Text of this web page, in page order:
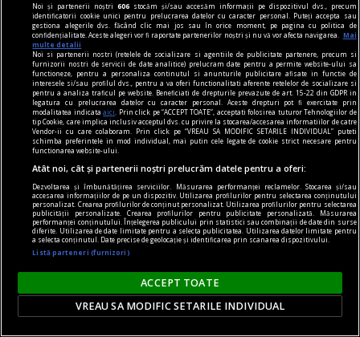
Negocieri decisive în Golf: un acord privind
Strâmtoarea Ormuz ar putea schimba
transportul mondial de petrol
Negocierile dintre Iran și Oman au ajuns în faza
finală. Dacă acordul va fi aprobat, una dintre cele
mai importante rute maritime din lume ar putea
funcționa după reguli noi, cu implicații pentru
Noi și partenerii noștri606 stocăm și/sau accesăm informații pe dispozitivul dvs., precum
identificatorii cookie unici pentru prelucrarea datelor cu caracter personal. Puteți accepta sau
gestiona alegerile dvs. făcând clic mai jos sau în orice moment, pe pagina cu politica de
confidențialitate. Aceste alegeri vor fi raportate partenerilor noștri și nu vă vor afecta navigarea.
Mai
multe detalii
Noi si partenerii nostri (retelele de socializare si agentiile de publicitate partenere, precum si
furnizorii nostri de servicii de date analitice) prelucram date pentru a permite website-ului sa
functioneze, pentru a personaliza continutul si anunturile publicitare afisate in functie de
interesele si/sau profilul dvs., pentru a va oferi functionalitati aferente retelelor de socializare si
pentru a analiza traficul pe website. Beneficiati de drepturile prevazute de art. 15-22 din GDPR in
legatura cu prelucrarea datelor cu caracter personal. Aceste drepturi pot fi exercitate prin
modalitatea indicataaici
. Prin click pe “ACCEPT TOATE”, acceptati folosirea tuturor Tehnologiilor de
tip Cookie, care implica inclusiv acceptul dvs. cu privire la stocarea/accesarea informatiilor de catre
Vendor-ii cu care colaboram. Prin click pe “VREAU SA MODIFIC SETARILE INDIVIDUAL” puteti
schimba preferintele in mod individual, mai putin cele legate de cookie strict necesare pentru
functionarea website-ului.
Atât noi, cât și partenerii noștri prelucrăm datele pentru a oferi:
Dezvoltarea și îmbunătățirea serviciilor. Măsurarea performanței reclamelor. Stocarea și/sau
accesarea informațiilor de pe un dispozitiv. Utilizarea profilurilor pentru selectarea conținutului
personalizat. Crearea profilurilor de conținut personalizat. Utilizarea profilurilor pentru selectarea
publicității personalizate. Crearea profilurilor pentru publicitate personalizată. Măsurarea
performanței conținutului. Înțelegerea publicului prin statistici sau combinații de date din surse
diferite. Utilizarea de date limitate pentru a selecta publicitatea. Utilizarea datelor limitate pentru
a selecta conținutul. Date precise de geolocație și identificarea prin scanarea dispozitivului.
Listă parteneri (furnizori)
ACCEPT TOATE
VREAU SA MODIFIC SETARILE INDIVIDUAL